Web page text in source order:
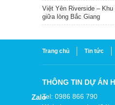
Việt Yên Riverside –
giữa lòng Bắc Giang
Trang chủ Tin tức
THÔNG TIN DỰ ÁN
Tel: 0986 866 790
Zalo